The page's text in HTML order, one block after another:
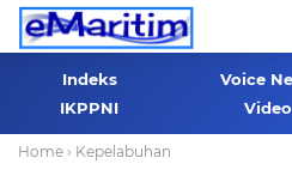
Indeks Voice
IKPPNI
Video
Home › Kepelabuhan